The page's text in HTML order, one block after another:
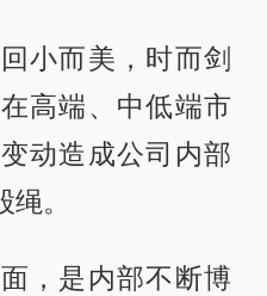
小而美，时而剑
高端、中低端市
动造成公司内部
。
，是内部不断博